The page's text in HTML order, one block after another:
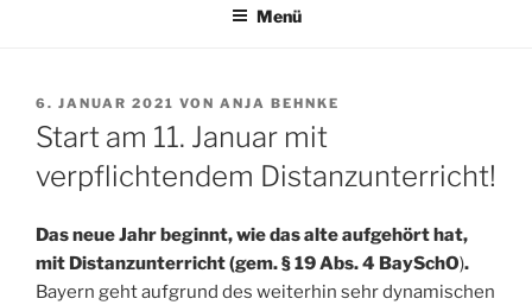
Menü
VERÖFFENTLICHT
AM
6. JANUAR 2021 VON ANJA BEHNKE
Start am 11. Januar mit
verpflichtendem Distanzunterricht!
Das neue Jahr beginnt, wie das alte aufgehört hat,
mit Distanzunterricht (gem. § 19 Abs. 4 BaySchO).
Bayern geht aufgrund des weiterhin sehr dynamischen